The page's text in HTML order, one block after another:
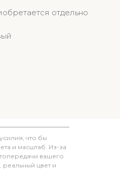
отдельно
что бы
и масштаб. Из-за
вашего
цвет и